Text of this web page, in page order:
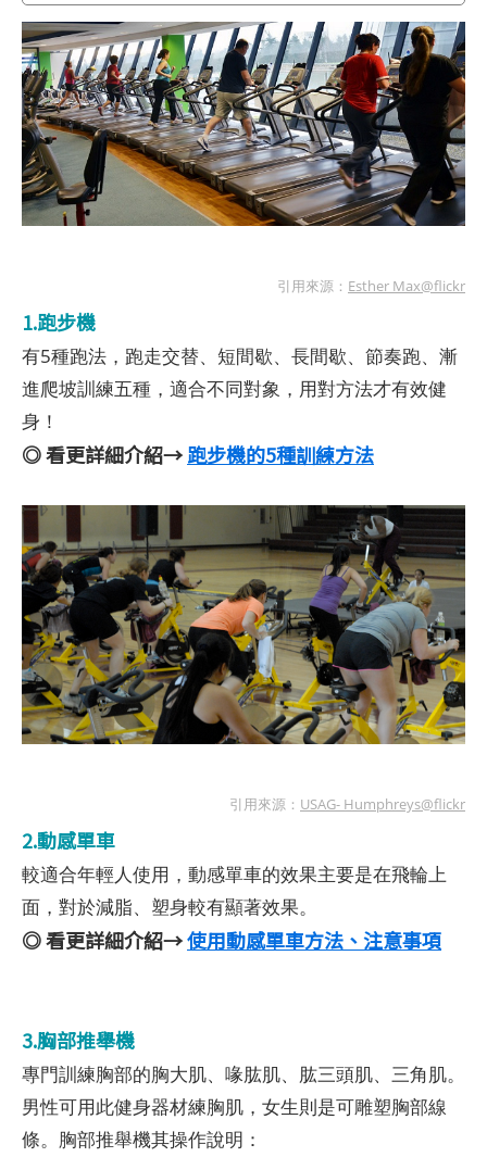
引用來源： Esther Max@flickr
1.跑步機
有5種跑法，跑走交替、短間歇、長間歇、節奏跑、漸
進爬坡訓練五種，適合不同對象，用對方法才有效健
身！
◎ 看更詳細介紹→跑步機的5種訓練方法
引用來源： USAG- Humphreys@flickr
2.動感單車
較適合年輕人使用，動感單車的效果主要是在飛輪上
面，對於減脂、塑身較有顯著效果。
◎ 看更詳細介紹→使用動感單車方法、注意事項
3.胸部推舉機
專門訓練胸部的胸大肌、喙肱肌、肱三頭肌、三角肌。
男性可用此健身器材練胸肌，女生則是可雕塑胸部線
條。胸部推舉機其操作說明：